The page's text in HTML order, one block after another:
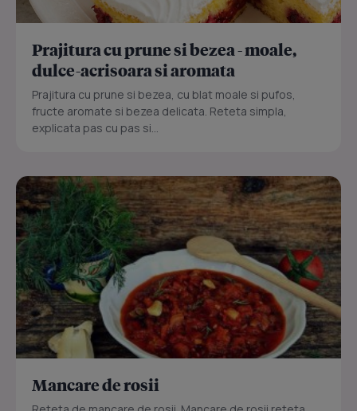
Prajitura cu prune si bezea - moale,
dulce-acrisoara si aromata
Prajitura cu prune si bezea, cu blat moale si pufos,
fructe aromate si bezea delicata. Reteta simpla,
explicata pas cu pas si...
Mancare de rosii